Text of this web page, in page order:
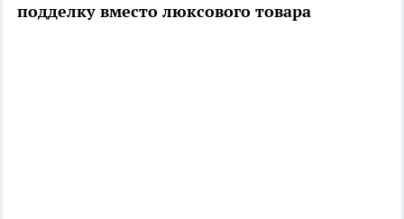
подделку вместо люксового товара